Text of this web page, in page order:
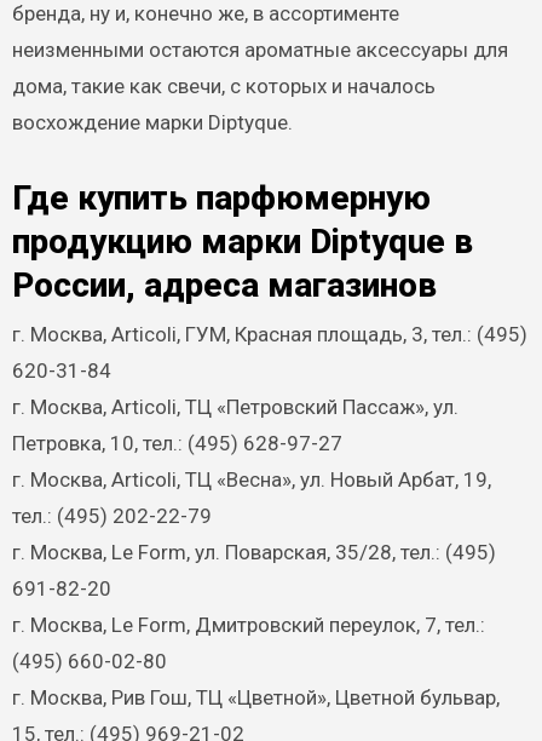
бренда, ну и, конечно же, в ассортименте
неизменными остаются ароматные аксессуары для
дома, такие как свечи, с которых и началось
восхождение марки Diptyque.
Где купить парфюмерную
продукцию марки Diptyque в
России, адреса магазинов
г. Москва, Articoli, ГУМ, Красная площадь, 3, тел.: (495)
620-31-84
г. Москва, Articoli, ТЦ «Петровский Пассаж», ул.
Петровка, 10, тел.: (495) 628-97-27
г. Москва, Articoli, ТЦ «Весна», ул. Новый Арбат, 19,
тел.: (495) 202-22-79
г. Москва, Le Form, ул. Поварская, 35/28, тел.: (495)
691-82-20
г. Москва, Le Form, Дмитровский переулок, 7, тел.:
(495) 660-02-80
г. Москва, Рив Гош, ТЦ «Цветной», Цветной бульвар,
15, тел.: (495) 969-21-02